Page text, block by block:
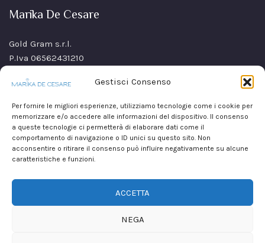
Gestisci Consenso
Per fornire le migliori esperienze, utilizziamo tecnologie come i cookie per
memorizzare e/o accedere alle informazioni del dispositivo. Il consenso
a queste tecnologie ci permetterà di elaborare dati come il
comportamento di navigazione o ID unici su questo sito. Non
acconsentire o ritirare il consenso può influire negativamente su alcune
caratteristiche e funzioni.
ACCETTA
NEGA
Marika De Cesare
Gold Gram s.r.l.
P.Iva 06562431210
80021 Afragola(NA)